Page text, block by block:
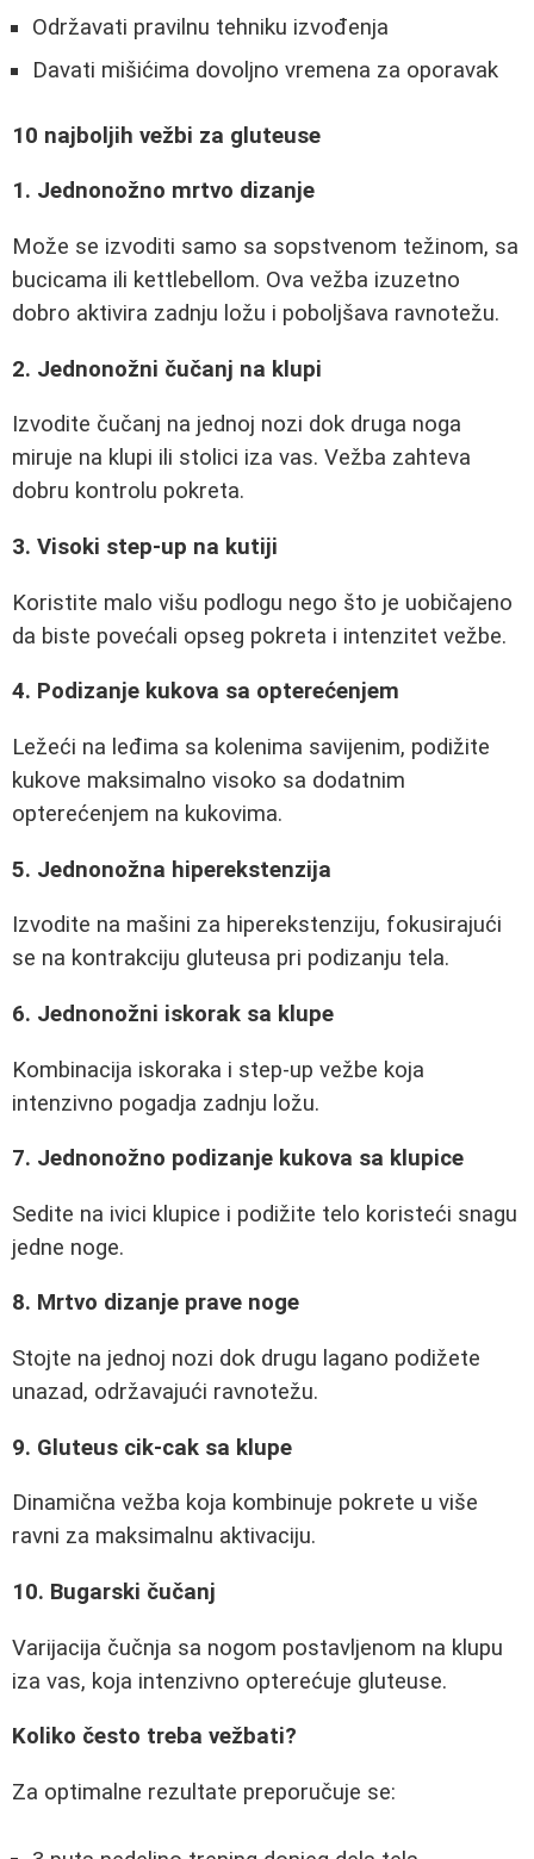
Održavati pravilnu tehniku izvođenja
Davati mišićima dovoljno vremena za oporavak
10 najboljih vežbi za gluteuse
1. Jednonožno mrtvo dizanje
Može se izvoditi samo sa sopstvenom težinom, sa
bucicama ili kettlebellom. Ova vežba izuzetno
dobro aktivira zadnju ložu i poboljšava ravnotežu.
2. Jednonožni čučanj na klupi
Izvodite čučanj na jednoj nozi dok druga noga
miruje na klupi ili stolici iza vas. Vežba zahteva
dobru kontrolu pokreta.
3. Visoki step-up na kutiji
Koristite malo višu podlogu nego što je uobičajeno
da biste povećali opseg pokreta i intenzitet vežbe.
4. Podizanje kukova sa opterećenjem
Ležeći na leđima sa kolenima savijenim, podižite
kukove maksimalno visoko sa dodatnim
opterećenjem na kukovima.
5. Jednonožna hiperekstenzija
Izvodite na mašini za hiperekstenziju, fokusirajući
se na kontrakciju gluteusa pri podizanju tela.
6. Jednonožni iskorak sa klupe
Kombinacija iskoraka i step-up vežbe koja
intenzivno pogadja zadnju ložu.
7. Jednonožno podizanje kukova sa klupice
Sedite na ivici klupice i podižite telo koristeći snagu
jedne noge.
8. Mrtvo dizanje prave noge
Stojte na jednoj nozi dok drugu lagano podižete
unazad, održavajući ravnotežu.
9. Gluteus cik-cak sa klupe
Dinamična vežba koja kombinuje pokrete u više
ravni za maksimalnu aktivaciju.
10. Bugarski čučanj
Varijacija čučnja sa nogom postavljenom na klupu
iza vas, koja intenzivno opterećuje gluteuse.
Koliko često treba vežbati?
Za optimalne rezultate preporučuje se: